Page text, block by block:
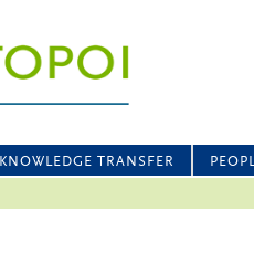
KNOWLEDGE TRANSFER